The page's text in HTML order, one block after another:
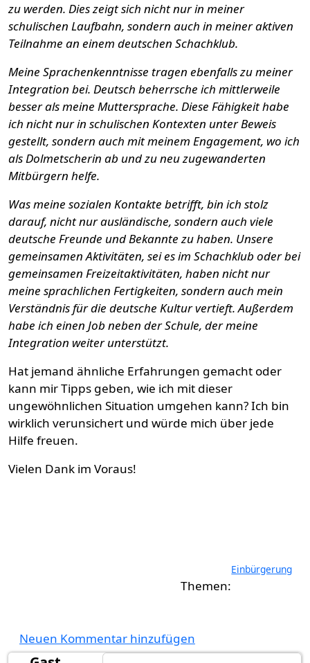
zu werden. Dies zeigt sich nicht nur in meiner
schulischen Laufbahn, sondern auch in meiner aktiven
Teilnahme an einem deutschen Schachklub.
Meine Sprachenkenntnisse tragen ebenfalls zu meiner
Integration bei. Deutsch beherrsche ich mittlerweile
besser als meine Muttersprache. Diese Fähigkeit habe
ich nicht nur in schulischen Kontexten unter Beweis
gestellt, sondern auch mit meinem Engagement, wo ich
als Dolmetscherin ab und zu neu zugewanderten
Mitbürgern helfe.
Was meine sozialen Kontakte betrifft, bin ich stolz
darauf, nicht nur ausländische, sondern auch viele
deutsche Freunde und Bekannte zu haben. Unsere
gemeinsamen Aktivitäten, sei es im Schachklub oder bei
gemeinsamen Freizeitaktivitäten, haben nicht nur
meine sprachlichen Fertigkeiten, sondern auch mein
Verständnis für die deutsche Kultur vertieft. Außerdem
habe ich einen Job neben der Schule, der meine
Integration weiter unterstützt.
Hat jemand ähnliche Erfahrungen gemacht oder
kann mir Tipps geben, wie ich mit dieser
ungewöhnlichen Situation umgehen kann? Ich bin
wirklich verunsichert und würde mich über jede
Hilfe freuen.
Vielen Dank im Voraus!
Einbürgerung
Neuen Kommentar hinzufügen